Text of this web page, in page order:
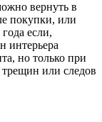
вернуть в
покупки, или
если,
интерьера
но только при
трещин или следов